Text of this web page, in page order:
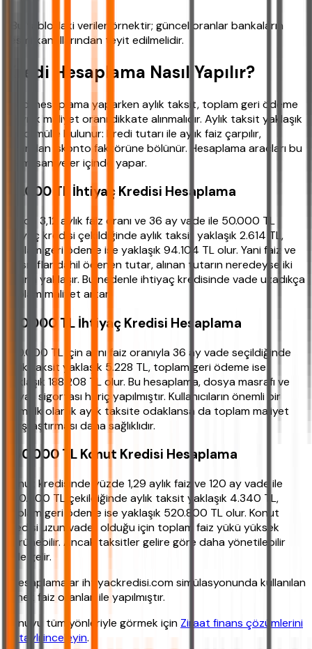
*Bu tablodaki veriler örnektir; güncel oranlar bankaların
resmi kanallarından teyit edilmelidir.
Kredi Hesaplama Nasıl Yapılır?
Kredi hesaplama yaparken aylık taksit, toplam geri ödeme
ve yıllık maliyet oranı dikkate alınmalıdır. Aylık taksit yaklaşık
şu formülle bulunur: Kredi tutarı ile aylık faiz çarpılır,
ardından iskonto faktörüne bölünür. Hesaplama araçları bu
işlemi saniyeler içinde yapar.
50.000 TL İhtiyaç Kredisi Hesaplama
Yüzde 3,12 aylık faiz oranı ve 36 ay vade ile 50.000 TL
ihtiyaç kredisi çekildiğinde aylık taksit yaklaşık 2.614 TL,
toplam geri ödeme ise yaklaşık 94.104 TL olur. Yani faiz ve
masraflar dahil ödenen tutar, alınan tutarın neredeyse iki
katına yaklaşır. Bu nedenle ihtiyaç kredisinde vade uzadıkça
toplam maliyet artar.
100.000 TL İhtiyaç Kredisi Hesaplama
100.000 TL için aynı faiz oranıyla 36 ay vade seçildiğinde
aylık taksit yaklaşık 5.228 TL, toplam geri ödeme ise
yaklaşık 188.208 TL olur. Bu hesaplama, dosya masrafı ve
hayat sigortası hariç yapılmıştır. Kullanıcıların önemli bir
kısmı ilk olarak aylık taksite odaklansa da toplam maliyet
karşılaştırması daha sağlıklıdır.
250.000 TL Konut Kredisi Hesaplama
Konut kredisinde yüzde 1,29 aylık faiz ve 120 ay vade ile
250.000 TL çekildiğinde aylık taksit yaklaşık 4.340 TL,
toplam geri ödeme ise yaklaşık 520.800 TL olur. Konut
kredisi uzun vadeli olduğu için toplam faiz yükü yüksek
görünebilir. Ancak taksitler gelire göre daha yönetilebilir
hale gelir.
*Hesaplamalar ihtiyackredisi.com simülasyonunda kullanılan
örnek faiz oranları ile yapılmıştır.
Konuyu tüm yönleriyle görmek için Ziraat finans çözümlerini
detaylı inceleyin.